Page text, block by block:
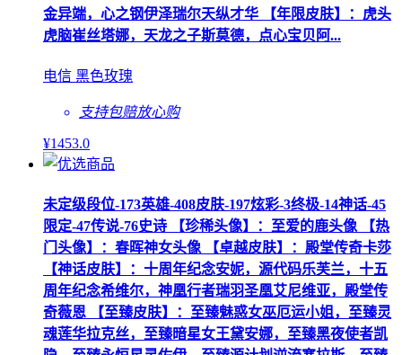
金异端，心之钢伊泽瑞尔天纵才华 【年限皮肤】：虎头
虎脑崔丝塔娜，天龙之子斯莫德，点心宝贝阿...
电信 黑色玫瑰
支持包赔放心购
¥1453.0
未定级段位-173英雄-408皮肤-197炫彩-3终极-14神话-45
限定-47传说-76史诗 【珍稀头像】：至爱的鹿头像 【热
门头像】：春晖神女头像 【卓越皮肤】：殿堂传奇卡莎
【神话皮肤】：十周年纪念安妮，源代码乐芙兰，十五
周年纪念希维尔，神凰行者瑞羽圣凰艾尼维亚，殿堂传
奇薇恩 【至臻皮肤】：至臻魅惑女巫厄运小姐，至臻灵
魂莲华拉克丝，至臻暗星女王黛安娜，至臻黑夜使者凯